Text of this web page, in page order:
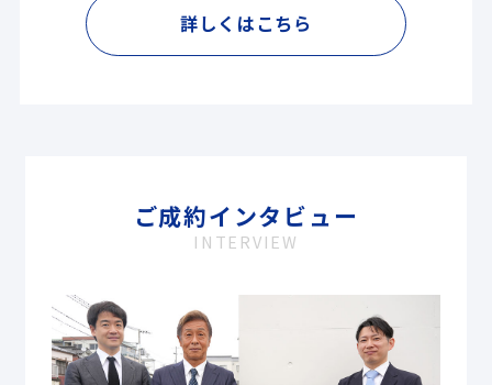
詳しくはこちら
ご成約インタビュー
INTERVIEW